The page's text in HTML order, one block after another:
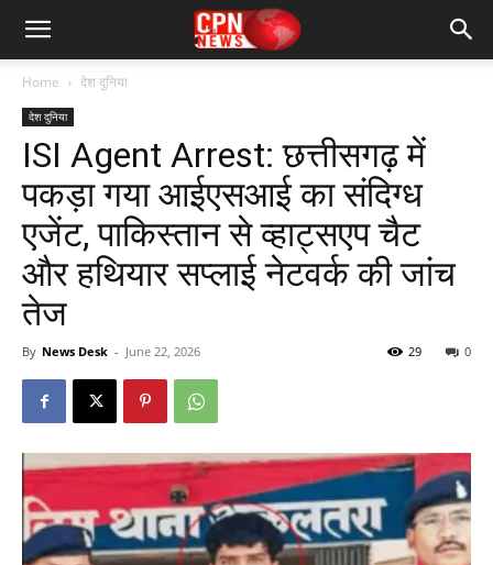
Home देश दुनिया
देश दुनिया
ISI Agent Arrest: छत्तीसगढ़ में
पकड़ा गया आईएसआई का संदिग्ध
एजेंट, पाकिस्तान से व्हाट्सएप चैट
और हथियार सप्लाई नेटवर्क की जांच
तेज
By News Desk - June 22, 2026 0
29